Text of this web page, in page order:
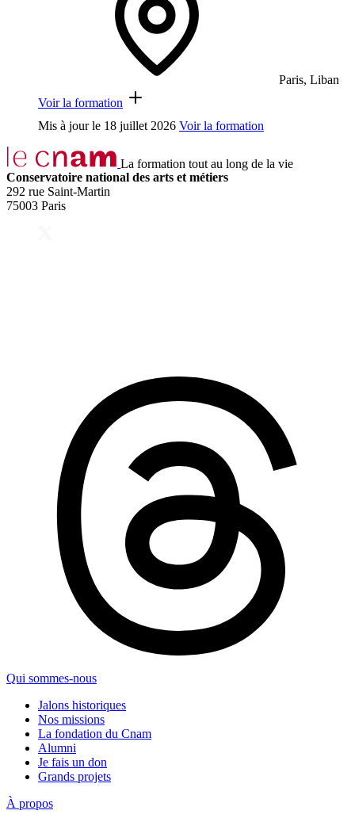
Paris, Liban
Voir la formation
Mis à jour le 18 juillet 2026 Voir la formation
La formation tout au long de la vie
Conservatoire national des arts et métiers
292 rue Saint-Martin
75003 Paris
Qui sommes-nous
Jalons historiques
Nos missions
La fondation du Cnam
Alumni
Je fais un don
Grands projets
À propos